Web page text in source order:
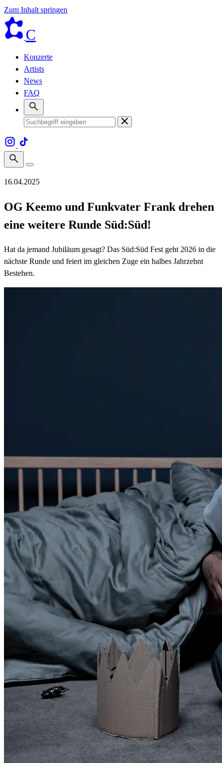
Zum Inhalt springen
C
Konzerte
Artists
News
FAQ
16.04.2025
OG Keemo und Funkvater Frank drehen
eine weitere Runde Süd:Süd!
Hat da jemand Jubiläum gesagt? Das Süd:Süd Fest geht 2026 in die
nächste Runde und feiert im gleichen Zuge ein halbes Jahrzehnt
Bestehen.